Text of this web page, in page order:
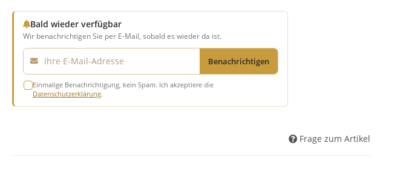
Bald wieder verfügbar
Wir benachrichtigen Sie per E-Mail, sobald es wieder da ist.
E-Mail
Benachrichtigen
Einmalige Benachrichtigung, kein Spam. Ich akzeptiere die
Datenschutzerklärung.
Frage zum Artikel